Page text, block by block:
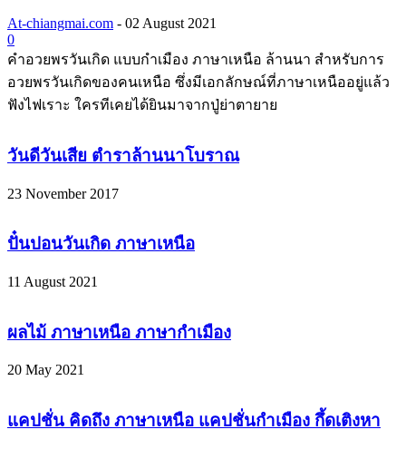
At-chiangmai.com - 02 August 2021
0
คำอวยพรวันเกิด แบบกำเมือง ภาษาเหนือ ล้านนา สำหรับการ
อวยพรวันเกิดของคนเหนือ ซึ่งมีเอกลักษณ์ที่ภาษาเหนืออยู่แล้ว
ฟังไฟเราะ ใครทีเคยได้ยินมาจากปู่ย่าตายาย
วันดีวันเสีย ตำราล้านนาโบราณ
23 November 2017
ปั๋นปอนวันเกิด ภาษาเหนือ
11 August 2021
ผลไม้ ภาษาเหนือ ภาษากำเมือง
20 May 2021
แคปชั่น คิดถึง ภาษาเหนือ แคปชั่นกำเมือง กึ้ดเติงหา